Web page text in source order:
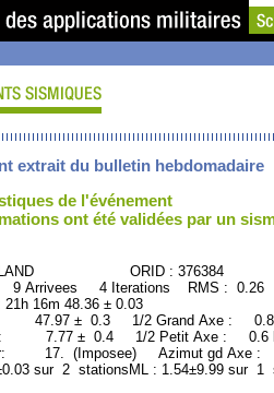
extrait du bulletin hebdomadaire
de l'événement
ont été validées par un
ORID : 376384
9 Arrivees 4 Iterations RMS : 0.26
21h 16m 48.36 ± 0.03
: 47.97 ± 0.3 1/2 Grand Axe : 0.8
: 7.77 ± 0.4 1/2 Petit Axe : 0.6
17. (Imposee) Azimut gd Axe :
sur 2 stationsML : 1.54±9.99 sur 1